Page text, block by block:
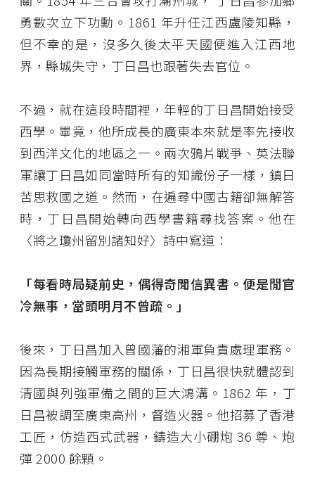
勇數次立下功勳。1861 年升任江西盧陵知縣，
但不幸的是，沒多久後太平天國便進入江西地
界，縣城失守，丁日昌也跟著失去官位。
不過，就在這段時間裡，年輕的丁日昌開始接受
西學。畢竟，他所成長的廣東本來就是率先接收
到西洋文化的地區之一。兩次鴉片戰爭、英法聯
軍讓丁日昌如同當時所有的知識份子一樣，鎮日
苦思救國之道。然而，在遍尋中國古籍卻無解答
時，丁日昌開始轉向西學書籍尋找答案。他在
〈將之瓊州留別諸知好〉詩中寫道：
「每看時局疑前史，偶得奇聞信異書。便是閒官
冷無事，當頭明月不曾疏。」
後來，丁日昌加入曾國藩的湘軍負責處理軍務。
因為長期接觸軍務的關係，丁日昌很快就體認到
清國與列強軍備之間的巨大鴻溝。1862 年，丁
日昌被調至廣東高州，督造火器。他招募了香港
工匠，仿造西式武器，鑄造大小硼炮 36 尊、炮
彈 2000 餘顆。